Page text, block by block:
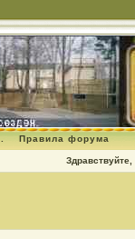
Правила форума
Здравствуйте,